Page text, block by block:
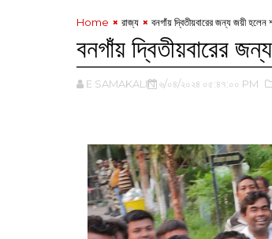
Home রাজ্য বনগাঁয় দ্বিতীয়বারের জন্য জয়ী হলেন
বনগাঁয় দ্বিতীয়বারের
E SAMAKALIN ৬/০৪/২০২৪ ০৫:৪৭:০০ PM